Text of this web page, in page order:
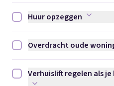
Huur opzeggen afvinken
Huur opzeggen
Overdracht oude woning
Overdracht oude
Verhuislift regelen als je
Verhuislift regelen als